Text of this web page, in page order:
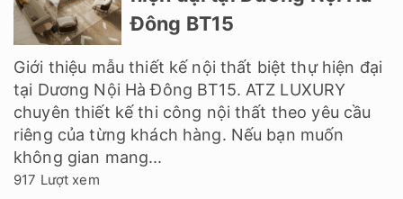
Đông BT15
Giới thiệu mẫu thiết kế nội thất biệt thự hiện đại
tại Dương Nội Hà Đông BT15. ATZ LUXURY
chuyên thiết kế thi công nội thất theo yêu cầu
riêng của từng khách hàng. Nếu bạn muốn
không gian mang...
917 Lượt xem